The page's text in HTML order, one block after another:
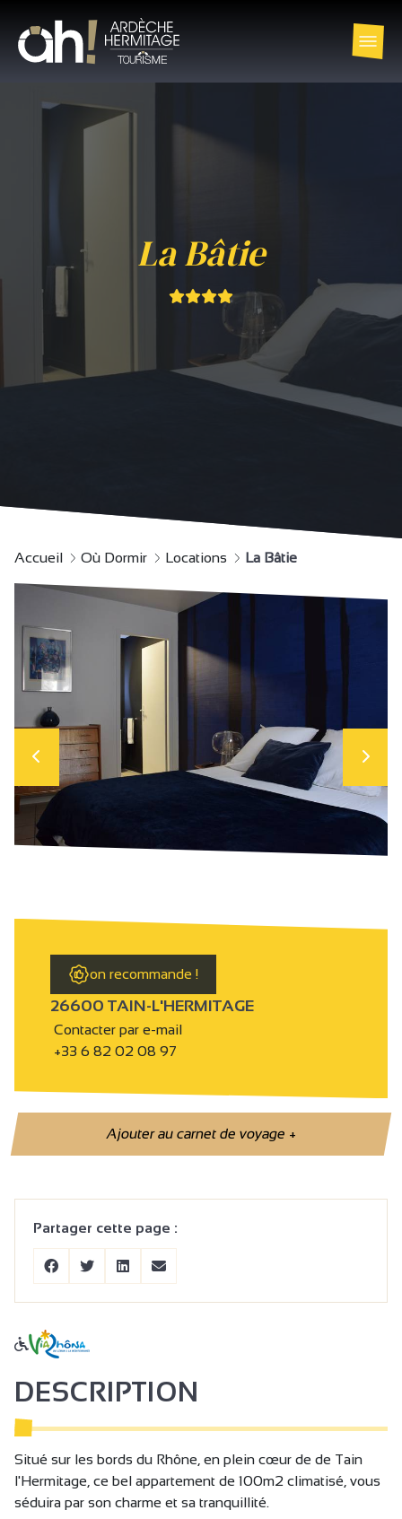
La Bâtie
Accueil Où Dormir Locations La Bâtie
on recommande !
26600 TAIN-L'HERMITAGE
Contacter par e-mail
+33 6 82 02 08 97
Ajouter au carnet de voyage+
Partager cette page :
DESCRIPTION
Situé sur les bords du Rhône, en plein cœur de de Tain
l'Hermitage, ce bel appartement de 100m2 climatisé, vous
séduira par son charme et sa tranquillité.